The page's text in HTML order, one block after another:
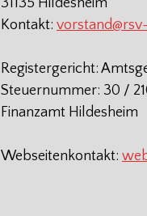
31135 Hildesheim
Kontakt:
Registergericht:
Steuernummer: 30 /
Finanzamt Hildesheim
Webseitenkontakt: